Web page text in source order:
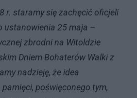
r. staramy się zachęcić oficjeli
ustanowienia 25 maja –
zbrodni na Witoldzie
Dniem Bohaterów Walki z
nadzieję, że idea
poświęconego tym,